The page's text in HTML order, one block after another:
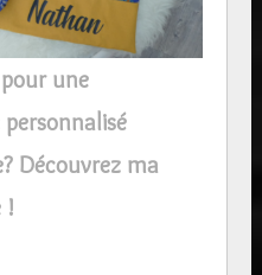
une
personnalisé
Découvrez ma
!